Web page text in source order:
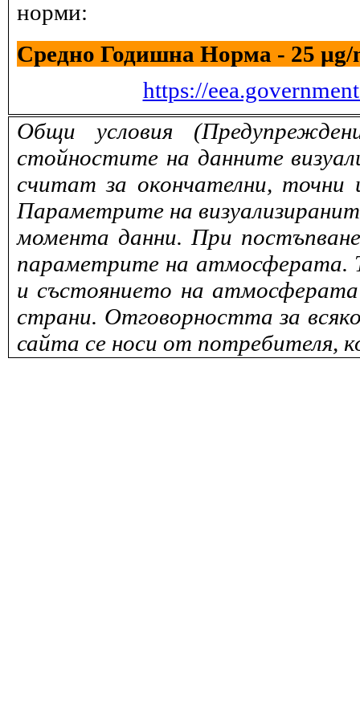
норми:
Средно Годишна Норма - 25 µg/
https://
Общи условия
стойностите на данните
считат за окончателни,
Параметрите на
момента данни. При
параметрите на атмосферата.
и състоянието на
страни. Отговорността за
сайта се носи от потребителя,